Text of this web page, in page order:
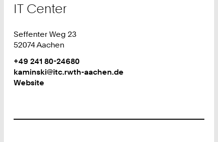
IT Center
Seffenter Weg 23
52074 Aachen
Work
Telefon:
+
4
+49 241 80-24680
Work
kaminski@itc.rwth-aachen.de
Website